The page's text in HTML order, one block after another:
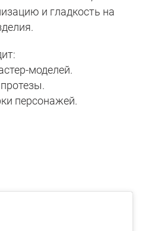
и гладкость на
моделей.
персонажей.